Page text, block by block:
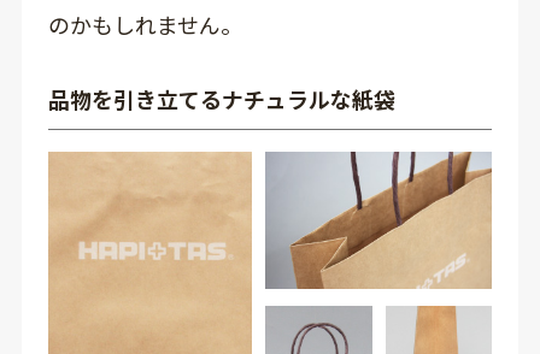
のかもしれません。
品物を引き立てるナチュラルな紙袋